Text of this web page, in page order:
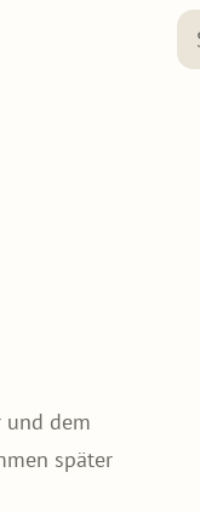
und dem
später